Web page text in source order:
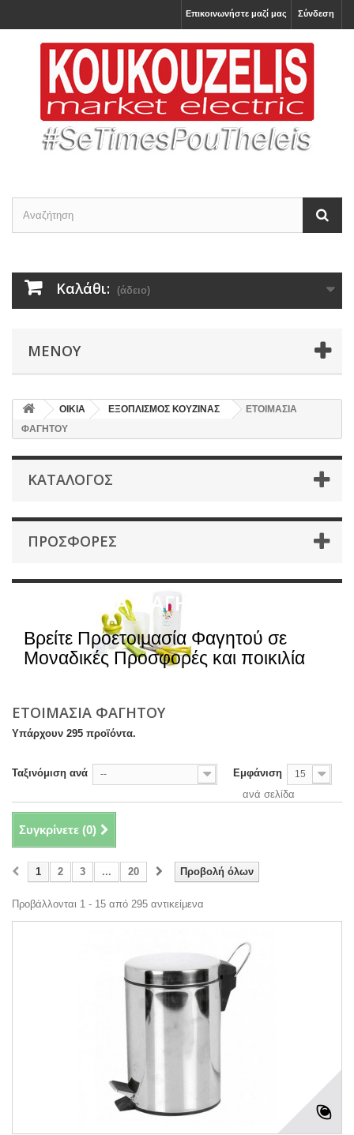
Σύνδεση
Επικοινωνήστε μαζί μας
Καλάθι: (άδειο)
ΜΕΝΟΎ
ΟΙΚΙΑ ΕΞΟΠΛΙΣΜΟΣ ΚΟΥΖΙΝΑΣ
ΕΤΟΙΜΑΣΙΑ
ΦΑΓΗΤΟΥ
ΚΑΤΆΛΟΓΟΣ
ΠΡΟΣΦΟΡΈΣ
ΕΤΟΙΜΑΣΙΑ ΦΑΓΗΤΟΥ
Βρείτε Προετοιμασία Φαγητού σε
Μοναδικές Προσφορές και ποικιλία
ΕΤΟΙΜΑΣΙΑ ΦΑΓΗΤΟΥ
Υπάρχουν 295 προϊόντα.
Ταξινόμιση ανά -- Εμφάνιση 15
ανά σελίδα
Συγκρίνετε (0)
Προβολή όλων
1 2 3 ... 20
Προβάλλονται 1 - 15 από 295 αντικείμενα